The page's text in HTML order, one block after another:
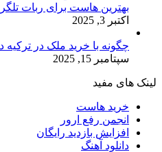
بهترین هاست برای ربات
اکتبر 3, 2025
چگونه با خرید ملک در ترکیه
سپتامبر 15, 2025
لینک های مفید
خرید هاست
انجمن رفع ارور
افزایش بازدید رایگان
دانلود آهنگ